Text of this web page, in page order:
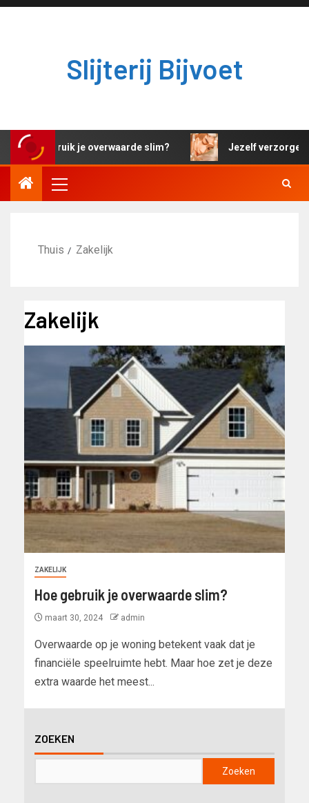
Slijterij Bijvoet
Hoe gebruik je overwaarde slim? Jezelf verzorgen
Thuis Zakelijk
Zakelijk
ZAKELIJK
Hoe gebruik je overwaarde slim?
maart 30, 2024 admin
Overwaarde op je woning betekent vaak dat je
financiële speelruimte hebt. Maar hoe zet je deze
extra waarde het meest...
ZOEKEN
Zoeken